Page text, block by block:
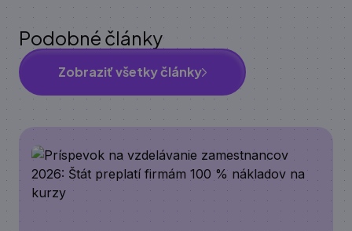
Podobné články
Zobraziť všetky články